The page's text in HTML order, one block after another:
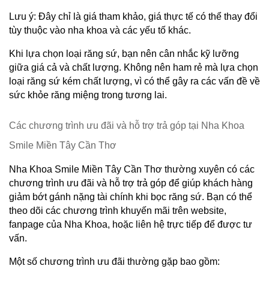
Lưu ý: Đây chỉ là giá tham khảo, giá thực tế có thể thay đổi
tùy thuộc vào nha khoa và các yếu tố khác.
Khi lựa chọn loại răng sứ, bạn nên cân nhắc kỹ lưỡng
giữa giá cả và chất lượng. Không nên ham rẻ mà lựa chọn
loại răng sứ kém chất lượng, vì có thể gây ra các vấn đề về
sức khỏe răng miệng trong tương lai.
Các chương trình ưu đãi và hỗ trợ trả góp tại Nha Khoa
Smile Miền Tây Cần Thơ
Nha Khoa Smile Miền Tây Cần Thơ thường xuyên có các
chương trình ưu đãi và hỗ trợ trả góp để giúp khách hàng
giảm bớt gánh nặng tài chính khi bọc răng sứ. Bạn có thể
theo dõi các chương trình khuyến mãi trên website,
fanpage của Nha Khoa, hoặc liên hệ trực tiếp để được tư
vấn.
Một số chương trình ưu đãi thường gặp bao gồm: